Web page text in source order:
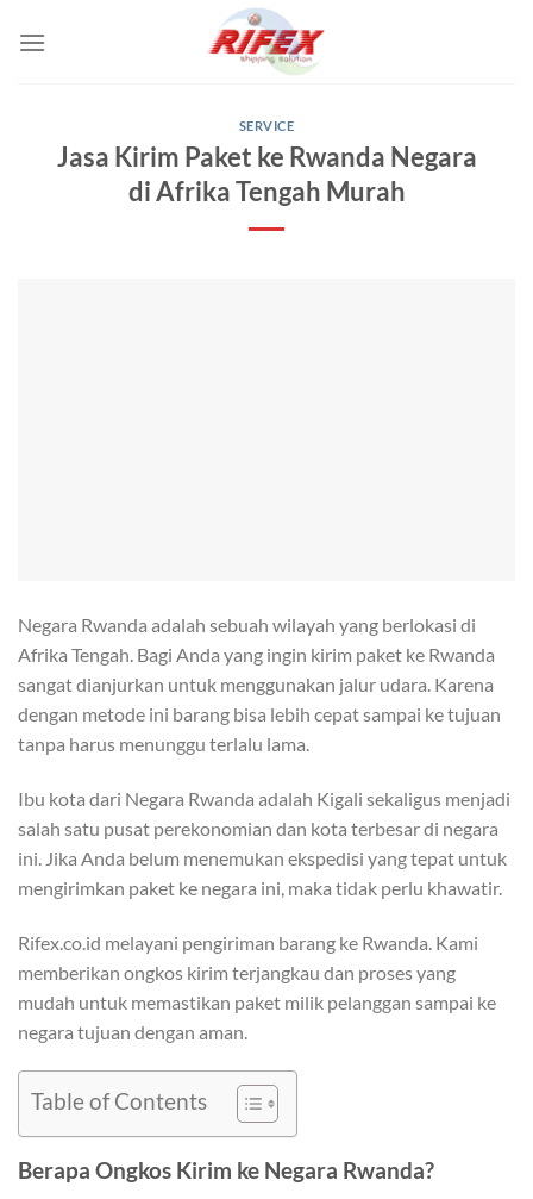
SERVICE
Jasa Kirim Paket ke Rwanda Negara
di Afrika Tengah Murah
Negara Rwanda adalah sebuah wilayah yang berlokasi di
Afrika Tengah. Bagi Anda yang ingin kirim paket ke Rwanda
sangat dianjurkan untuk menggunakan jalur udara. Karena
dengan metode ini barang bisa lebih cepat sampai ke tujuan
tanpa harus menunggu terlalu lama.
Ibu kota dari Negara Rwanda adalah Kigali sekaligus menjadi
salah satu pusat perekonomian dan kota terbesar di negara
ini. Jika Anda belum menemukan ekspedisi yang tepat untuk
mengirimkan paket ke negara ini, maka tidak perlu khawatir.
Rifex.co.id melayani pengiriman barang ke Rwanda. Kami
memberikan ongkos kirim terjangkau dan proses yang
mudah untuk memastikan paket milik pelanggan sampai ke
negara tujuan dengan aman.
Table of Contents
Berapa Ongkos Kirim ke Negara Rwanda?